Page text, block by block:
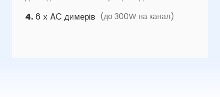
4. 6 х AC димерів (до 300W на канал)